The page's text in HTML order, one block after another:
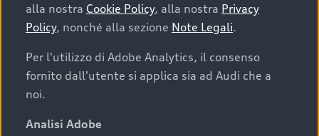
Finanziare la tua Audi
Il primo passo verso l’emozione di guidare un’Audi
è comprarne una. Grazie ad Audi Financial
Services possiamo fornirti un’ampia gamma di
opzioni di acquisto. Con Audi Value ti garantiamo
finanziamento, tutta la libertà di scegliere se
alla nostra Cookie Policy, alla nostra Privacy
Policy, nonché alla sezione Note Legali.
Per l'utilizzo di Adobe Analytics, il consenso
fornito dall'utente si applica sia ad Audi che a
noi.
Analisi Adobe